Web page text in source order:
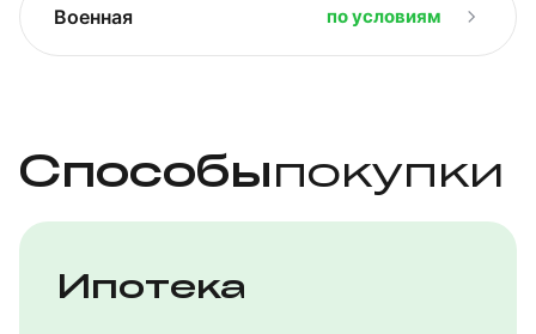
Военная по условиям
Способыпокупки
Ипотека